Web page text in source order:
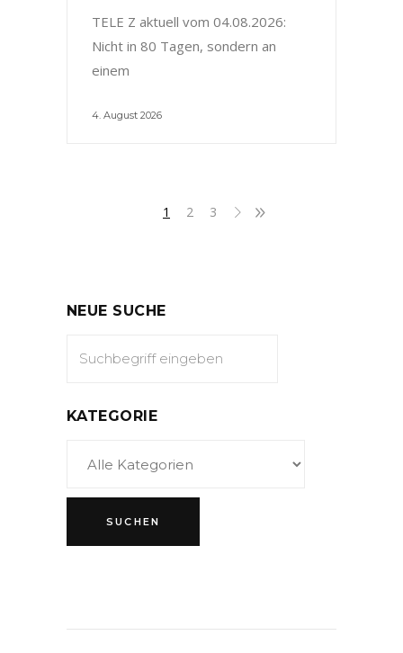
TELE Z aktuell vom 04.08.2026:
Nicht in 80 Tagen, sondern an
einem
4. August 2026
1 2 3
NEUE SUCHE
KATEGORIE